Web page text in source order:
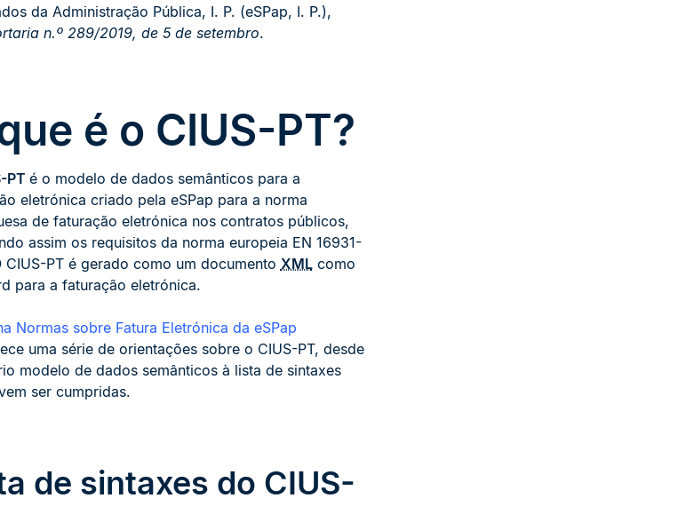
da Administração Pública, I. P. (eSPap, I. P.),
n.º 289/2019, de 5 de setembro.
é o CIUS-PT?
PT é o modelo de dados semânticos para a
eletrónica criado pela eSPap para a norma
de faturação eletrónica nos contratos públicos,
assim os requisitos da norma europeia EN 16931-
CIUS-PT é gerado como um documento XMLcomo
para a faturação eletrónica.
Normas sobre Fatura Eletrónica da eSPap
uma série de orientações sobre o CIUS-PT, desde
modelo de dados semânticos à lista de sintaxes
ser cumpridas.
de sintaxes do CIUS-